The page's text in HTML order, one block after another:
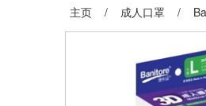
主页 / 成人口罩 /